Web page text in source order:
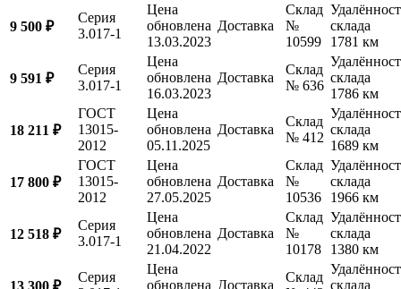
9 500 ₽
Серия
3.017-1
Цена
обновлена
13.03.2023
Доставка
Склад
№
10599
склада
1781 км
9 591 ₽
Серия
3.017-1
Цена
обновлена
16.03.2023
Доставка
Склад
№ 636
склада
1786 км
18 211 ₽
ГОСТ
13015-
2012
Цена
обновлена
05.11.2025
Доставка
Склад
№ 412
склада
1689 км
17 800 ₽
ГОСТ
13015-
2012
Цена
обновлена
27.05.2025
Доставка
Склад
№
10536
склада
1966 км
12 518 ₽
Серия
3.017-1
Цена
обновлена
21.04.2022
Доставка
Склад
№
10178
склада
1380 км
13 300 ₽
Серия
Цена
обновлена Доставка
Склад
склада